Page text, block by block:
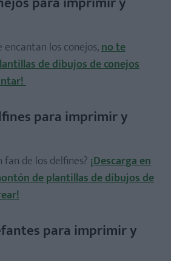
encantan los conejos,no te
de dibujos de conejos
para imprimir y
de los delfines? ¡Descarga en
de plantillas de dibujos de
para imprimir y